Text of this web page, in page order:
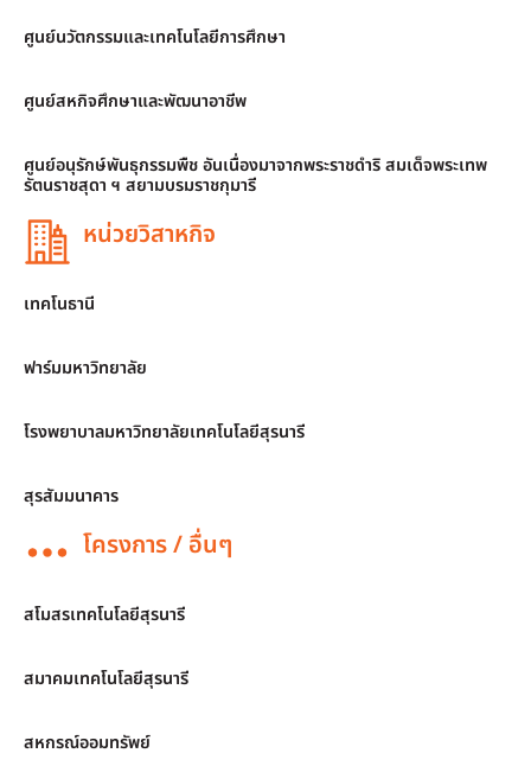
ศูนย์นวัตกรรมและเทคโนโลยีการศึกษา
ศูนย์สหกิจศึกษาและพัฒนาอาชีพ
ศูนย์อนุรักษ์พันธุกรรมพืช อันเนื่องมาจากพระราชดำริ สมเด็จพระเทพ
รัตนราชสุดา ฯ สยามบรมราชกุมารี
หน่วยวิสาหกิจ
เทคโนธานี
ฟาร์มมหาวิทยาลัย
โรงพยาบาลมหาวิทยาลัยเทคโนโลยีสุรนารี
สุรสัมมนาคาร
โครงการ / อื่นๆ
สโมสรเทคโนโลยีสุรนารี
สมาคมเทคโนโลยีสุรนารี
สหกรณ์ออมทรัพย์